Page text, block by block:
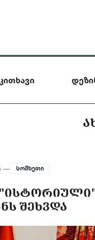
— სომხეთი
ᲨᲔᲮᲕᲓᲐ